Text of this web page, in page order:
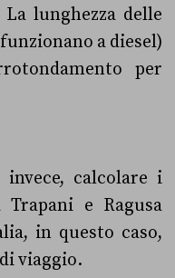
lunghezza delle
a diesel)
per
invece, calcolare i
e Ragusa
in questo caso,
viaggio.